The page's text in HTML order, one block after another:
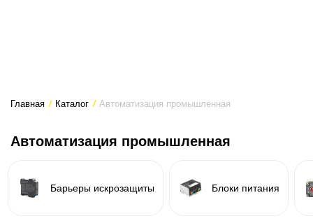
Главная / Каталог / Автоматизация промышленная
Автоматизация промышленная
Барьеры искрозащиты Блоки питания